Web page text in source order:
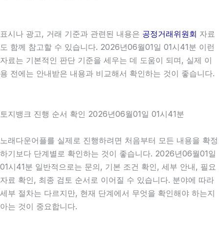
표시나 광고, 거래 기준과 관련된 내용은 공정거래위원회 자료
도 함께 참고할 수 있습니다. 2026년06월01일 01시41분 이런
자료는 기본적인 판단 기준을 세우는 데 도움이 되며, 실제 이
용 전에는 안내받은 내용과 비교해서 확인하는 것이 좋습니다.
토지뱅크 진행 순서 확인 2026년06월01일 01시41분
노래다운어플를 실제로 진행하려면 처음부터 모든 내용을 확정
하기보다 단계별로 확인하는 것이 좋습니다. 2026년06월01일
01시41분 일반적으로는 문의, 기본 조건 확인, 세부 안내, 필요
자료 확인, 최종 검토 순서로 이어질 수 있습니다. 분야에 따라
세부 절차는 다르지만, 현재 단계에서 무엇을 확인해야 하는지
아는 것이 중요합니다.